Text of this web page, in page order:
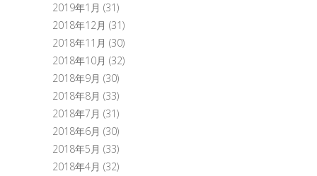
2019年1月 (31)
2018年12月 (31)
2018年11月 (30)
2018年10月 (32)
2018年9月 (30)
2018年8月 (33)
2018年7月 (31)
2018年6月 (30)
2018年5月 (33)
2018年4月 (32)